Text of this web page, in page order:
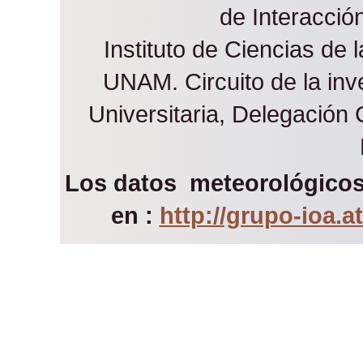
de
Instituto de Ciencias de
UNAM. Circuito de la
Universitaria, Delegación
Los datos
en : http://grupo-